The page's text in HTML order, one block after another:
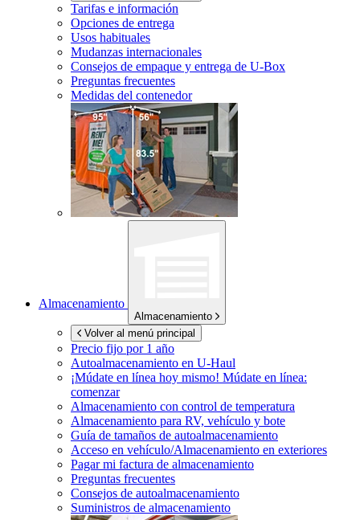
Tarifas e información
Opciones de entrega
Usos habituales
Mudanzas internacionales
Consejos de empaque y entrega de U-Box
Preguntas frecuentes
Medidas del contenedor
Almacenamiento
Almacenamiento
Volver al menú principal
Precio fijo por 1 año
Autoalmacenamiento en U-Haul
¡Múdate en línea hoy mismo! Múdate en línea:
comenzar
Almacenamiento con control de temperatura
Almacenamiento para RV, vehículo y bote
Guía de tamaños de autoalmacenamiento
Acceso en vehículo/Almacenamiento en exteriores
Pagar mi factura de almacenamiento
Preguntas frecuentes
Consejos de autoalmacenamiento
Suministros de almacenamiento